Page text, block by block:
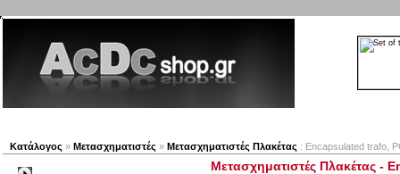
Κατάλογος » Μετασχηματιστές » Μετασχηματιστές Πλακέτας : Encapsulated trafo,
Μετασχηματιστές Πλακέτας -